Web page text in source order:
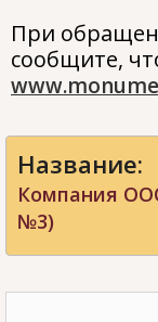
При
сообщите,
Название:
Компания
№3)